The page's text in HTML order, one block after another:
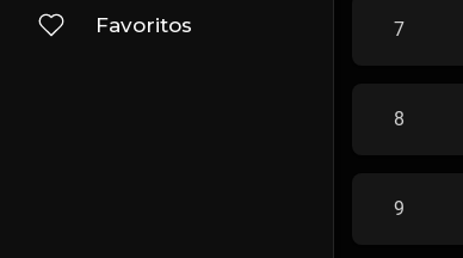
Favoritos 7
8
9